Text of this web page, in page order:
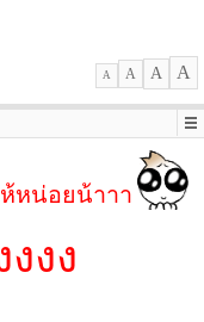
A A A A
หน่อยน้าาา
งง